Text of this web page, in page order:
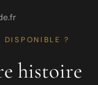
DISPONIBLE ?
histoire